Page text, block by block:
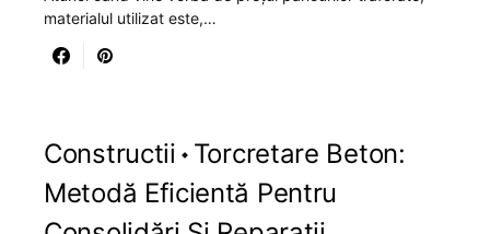
materialul utilizat este,…
Constructii
Torcretare Beton:
Metodă Eficientă Pentru